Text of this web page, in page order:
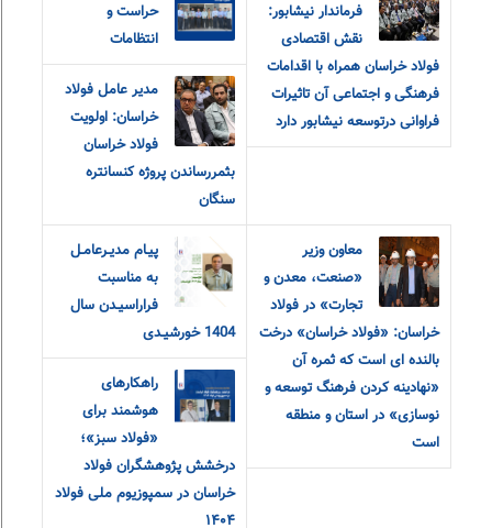
فرماندار نیشابور:
نقش اقتصادی
فولاد خراسان همراه با اقدامات
فرهنگی و اجتماعی آن تاثیرات
فراوانی درتوسعه نیشابور دارد
حراست و
انتظامات
مدیر عامل فولاد
خراسان: اولویت
فولاد خراسان
بثمررساندن پروژه کنسانتره
سنگان
معاون وزیر
«صنعت، معدن و
تجارت» در فولاد
خراسان: «فولاد خراسان» درخت
بالنده ای است که ثمره آن
«نهادینه کردن فرهنگ توسعه و
نوسازی» در استان و منطقه
است
پیـام مدیـرعامـل
به مناسبت
فراراسیـدن سال
1404 خورشیـدی
راهکارهای
هوشمند برای
«فولاد سبز»؛
درخشش پژوهشگران فولاد
خراسان در سمپوزیوم ملی فولاد
۱۴۰۴